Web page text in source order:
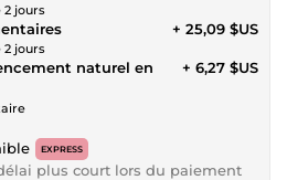
2 jours
2 jours
+ 25,09 $US
naturel en
+ 6,27 $US
EXPRESS
plus court lors du paiement